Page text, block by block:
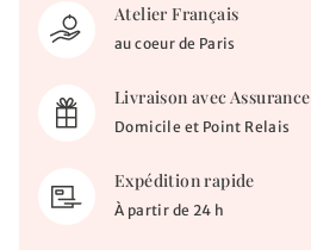
Atelier Français
au coeur de Paris
Livraison avec Assurance
Domicile et Point Relais
Expédition rapide
À partir de 24 h